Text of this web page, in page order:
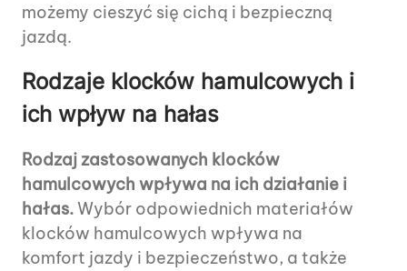
możemy cieszyć się cichą i bezpieczną
jazdą.
Rodzaje klocków hamulcowych i
ich wpływ na hałas
Rodzaj zastosowanych klocków
hamulcowych wpływa na ich działanie i
hałas. Wybór odpowiednich materiałów
klocków hamulcowych wpływa na
komfort jazdy i bezpieczeństwo, a także